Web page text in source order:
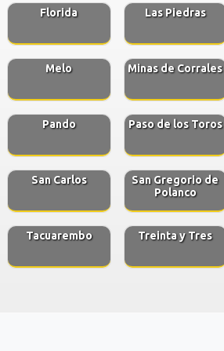
Florida Las Piedras
Melo Minas de Corrales
Pando Paso de los Toros
San Carlos
San Gregorio de
Polanco
Tacuarembo Treinta y Tres